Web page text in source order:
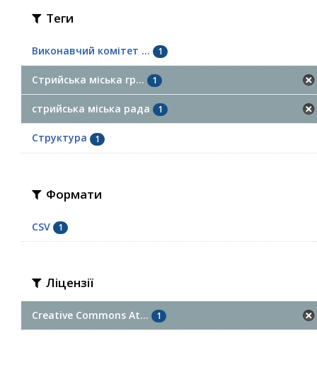
Теги
Виконавчий комітет ... 1
Стрийська міська гр... 1
стрийська міська рада 1
Структура 1
Формати
CSV 1
Ліцензії
Creative Commons At... 1